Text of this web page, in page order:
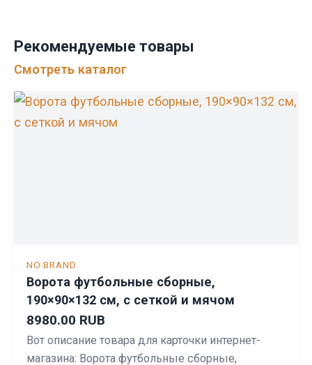
Рекомендуемые товары
Смотреть каталог
NO BRAND
Ворота футбольные сборные,
190×90×132 см, с сеткой и мячом
8980.00 RUB
Вот описание товара для карточки интернет-
магазина: Ворота футбольные сборные,